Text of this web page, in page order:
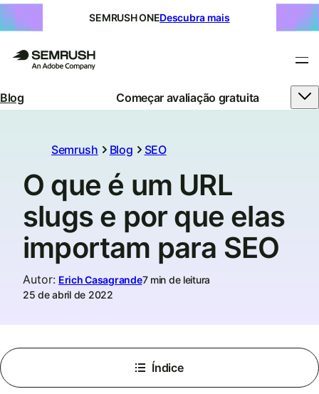
SEMRUSH ONEDescubra mais
Blog Começar avaliação gratuita
Semrush Blog SEO
O que é um URL
slugs e por que elas
importam para SEO
Autor: Erich Casagrande7 min de leitura
25 de abril de 2022
Índice